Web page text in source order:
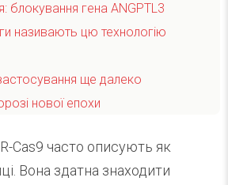
блокування гена ANGPTL3
називають цю технологію
ще далеко
нової епохи
Cas9 часто описують як
Вона здатна знаходити